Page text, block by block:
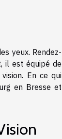
yeux. Rendez-
il est équipé de
En ce qui
en Bresse et